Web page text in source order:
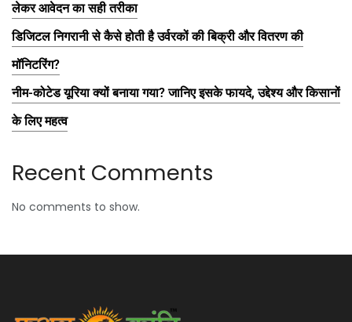
लेकर आवेदन का सही तरीका
डिजिटल निगरानी से कैसे होती है उर्वरकों की बिक्री और वितरण की
मॉनिटरिंग?
नीम-कोटेड यूरिया क्यों बनाया गया? जानिए इसके फायदे, उद्देश्य और किसानों
के लिए महत्व
Recent Comments
No comments to show.